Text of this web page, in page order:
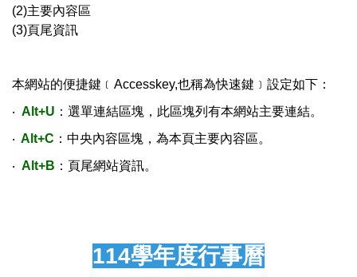
(2)主要內容區
(3)頁尾資訊
本網站的便捷鍵﹝Accesskey,也稱為快速鍵﹞設定如下：
‧ Alt+U ：選單連結區塊，此區塊列有本網站主要連結。
‧ Alt+C ：中央內容區塊，為本頁主要內容區。
‧ Alt+B ：頁尾網站資訊。
114學年度行事曆